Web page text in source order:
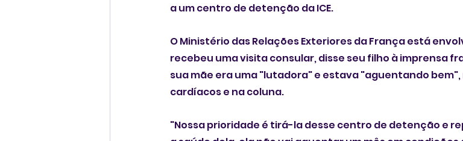
a um centro de detenção da ICE.
O Ministério das Relações Exteriores da França está
recebeu uma visita consular, disse seu filho à imprensa
sua mãe era uma "lutadora" e estava "aguentando
cardíacos e na coluna.
"Nossa prioridade é tirá-la desse centro de detenção e